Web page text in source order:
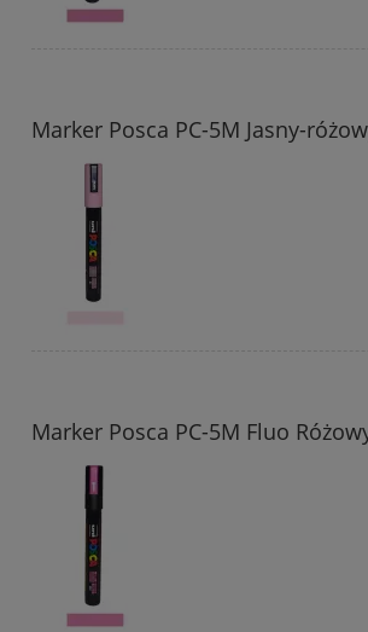
Marker Posca PC-5M Jasny-
Marker Posca PC-5M Fluo